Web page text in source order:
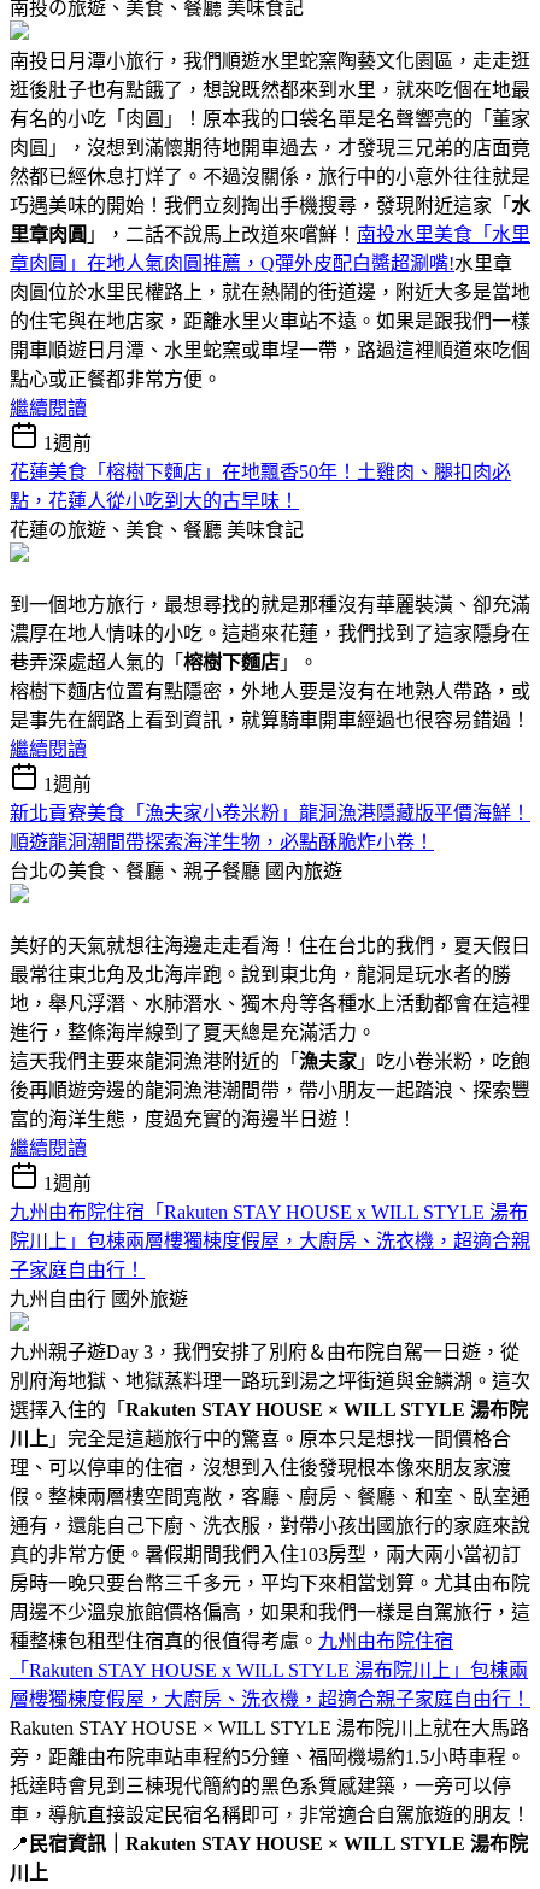
南投の旅遊、美食、餐廳 美味食記
南投日月潭小旅行，我們順遊水里蛇窯陶藝文化園區，走走逛
逛後肚子也有點餓了，想說既然都來到水里，就來吃個在地最
有名的小吃「肉圓」！原本我的口袋名單是名聲響亮的「董家
肉圓」，沒想到滿懷期待地開車過去，才發現三兄弟的店面竟
然都已經休息打烊了。不過沒關係，旅行中的小意外往往就是
巧遇美味的開始！我們立刻掏出手機搜尋，發現附近這家「 水
里章肉圓 」，二話不說馬上改道來嚐鮮！ 南投水里美食「水里
章肉圓」在地人氣肉圓推薦，Q彈外皮配白醬超涮嘴!水里章
肉圓位於水里民權路上，就在熱鬧的街道邊，附近大多是當地
的住宅與在地店家，距離水里火車站不遠。如果是跟我們一樣
開車順遊日月潭、水里蛇窯或車埕一帶，路過這裡順道來吃個
點心或正餐都非常方便。
繼續閱讀
1週前
花蓮美食「榕樹下麵店」在地飄香50年！土雞肉、腿扣肉必
點，花蓮人從小吃到大的古早味！
花蓮の旅遊、美食、餐廳 美味食記
到一個地方旅行，最想尋找的就是那種沒有華麗裝潢、卻充滿
濃厚在地人情味的小吃。這趟來花蓮，我們找到了這家隱身在
巷弄深處超人氣的「 榕樹下麵店 」。
榕樹下麵店位置有點隱密，外地人要是沒有在地熟人帶路，或
是事先在網路上看到資訊，就算騎車開車經過也很容易錯過！
繼續閱讀
1週前
新北貢寮美食「漁夫家小卷米粉」龍洞漁港隱藏版平價海鮮！
順遊龍洞潮間帶探索海洋生物，必點酥脆炸小卷！
台北の美食、餐廳、親子餐廳 國內旅遊
美好的天氣就想往海邊走走看海！住在台北的我們，夏天假日
最常往東北角及北海岸跑。說到東北角，龍洞是玩水者的勝
地，舉凡浮潛、水肺潛水、獨木舟等各種水上活動都會在這裡
進行，整條海岸線到了夏天總是充滿活力。
這天我們主要來龍洞漁港附近的「 漁夫家 」吃小卷米粉，吃飽
後再順遊旁邊的龍洞漁港潮間帶，帶小朋友一起踏浪、探索豐
富的海洋生態，度過充實的海邊半日遊！
繼續閱讀
1週前
九州由布院住宿「Rakuten STAY HOUSE x WILL STYLE 湯布
院川上」包棟兩層樓獨棟度假屋，大廚房、洗衣機，超適合親
子家庭自由行！
九州自由行 國外旅遊
九州親子遊Day 3，我們安排了別府＆由布院自駕一日遊，從
別府海地獄、地獄蒸料理一路玩到湯之坪街道與金鱗湖。這次
選擇入住的「 Rakuten STAY HOUSE × WILL STYLE 湯布院
川上 」完全是這趟旅行中的驚喜。原本只是想找一間價格合
理、可以停車的住宿，沒想到入住後發現根本像來朋友家渡
假。整棟兩層樓空間寬敞，客廳、廚房、餐廳、和室、臥室通
通有，還能自己下廚、洗衣服，對帶小孩出國旅行的家庭來說
真的非常方便。暑假期間我們入住103房型，兩大兩小當初訂
房時一晚只要台幣三千多元，平均下來相當划算。尤其由布院
周邊不少溫泉旅館價格偏高，如果和我們一樣是自駕旅行，這
種整棟包租型住宿真的很值得考慮。 九州由布院住宿
「Rakuten STAY HOUSE x WILL STYLE 湯布院川上」包棟兩
層樓獨棟度假屋，大廚房、洗衣機，超適合親子家庭自由行！
Rakuten STAY HOUSE × WILL STYLE 湯布院川上就在大馬路
旁，距離由布院車站車程約5分鐘、福岡機場約1.5小時車程。
抵達時會見到三棟現代簡約的黑色系質感建築，一旁可以停
車，導航直接設定民宿名稱即可，非常適合自駕旅遊的朋友！
📍 民宿資訊｜Rakuten STAY HOUSE × WILL STYLE 湯布院
川上